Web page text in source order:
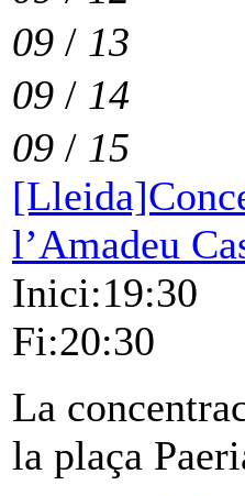
09 / 13
09 / 14
09 / 15
l’Amadeu
Inici:19:30
Fi:20:30
La
la plaça